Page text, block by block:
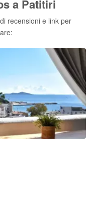
a Patitiri
recensioni e link per